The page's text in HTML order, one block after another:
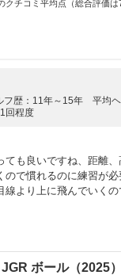
クチコミ平均点（総合評価
歴：11年～15年 平均ヘ
回程度
も良いですね、距離、
で慣れるのに練習が必
線より上に飛んでいく
ボール（2025）